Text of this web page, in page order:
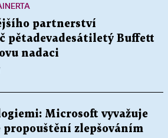
partnerství
pětadevadesátiletý Buffett
nadaci
Microsoft vyvažuje
propouštění zlepšováním